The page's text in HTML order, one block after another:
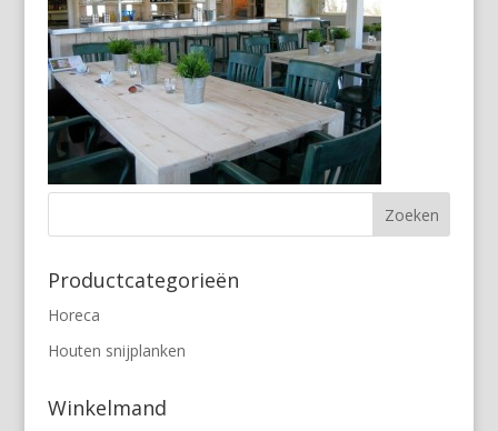
Productcategorieën
Horeca
Houten snijplanken
Winkelmand